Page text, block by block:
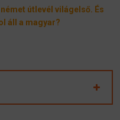
német útlevél világelső. És
áll a magyar?